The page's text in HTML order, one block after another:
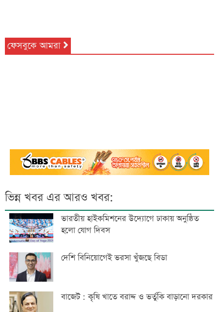
ফেসবুকে আমরা
ভিন্ন খবর এর আরও খবর:
ভারতীয় হাইকমিশনের উদ্যোগে ঢাকায় অনুষ্ঠিত
হলো যোগ দিবস
দেশি বিনিয়োগেই ভরসা খুঁজছে বিডা
বাজেট : কৃষি খাতে বরাদ্দ ও ভর্তুকি বাড়ানো দরকার